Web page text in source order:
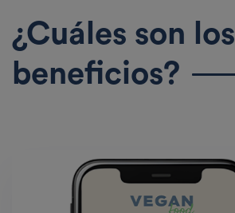
¿Cuáles son los
beneficios?